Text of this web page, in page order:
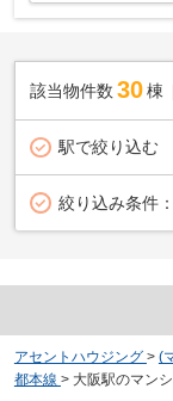
該当物件数 30棟
駅で絞り込む
絞り込み条件：
アセントハウジング > (
都本線 > 大阪駅のマン